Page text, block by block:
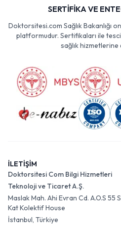
SERTİFİKA VE
Doktorsitesi.com Sağlık Bakanlığı
platformudur. Sertifikaları ile
sağlık hizmetlerine
İLETİŞİM
Doktorsitesi Com Bilgi Hizmetleri
Teknoloji ve Ticaret A.Ş.
Maslak Mah. Ahi Evran Cd. A.O.S 55
Kat Kolektif House
İstanbul, Türkiye